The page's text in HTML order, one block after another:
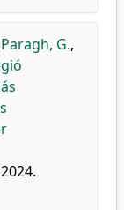
Paragh, G.,